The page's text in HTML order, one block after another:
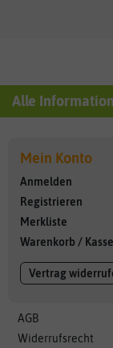
Alle
Mein Konto
Anmelden
Registrieren
Merkliste
Warenkorb / Kasse
Vertrag
AGB
Widerrufsrecht